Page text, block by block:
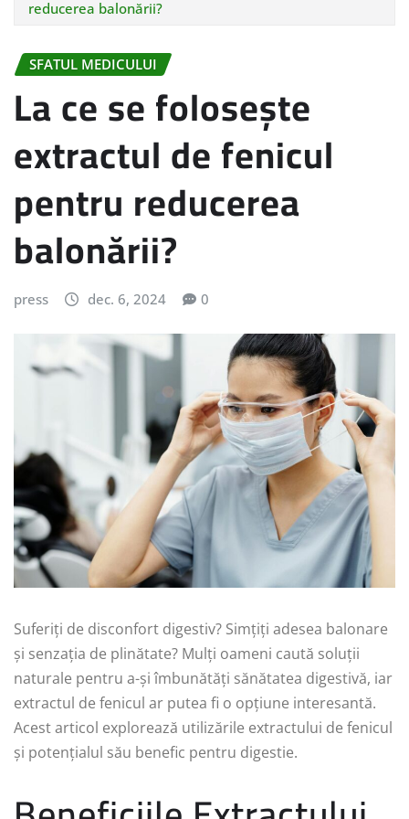
reducerea balonării?
SFATUL MEDICULUI
La ce se folosește
extractul de fenicul
pentru reducerea
balonării?
press dec. 6, 2024 0
Suferiți de disconfort digestiv? Simțiți adesea balonare
și senzația de plinătate? Mulți oameni caută soluții
naturale pentru a-și îmbunătăți sănătatea digestivă, iar
extractul de fenicul ar putea fi o opțiune interesantă.
Acest articol explorează utilizările extractului de fenicul
și potențialul său benefic pentru digestie.